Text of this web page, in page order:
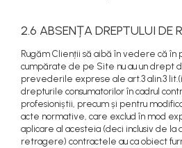
2.6 ABSENȚA DREPTULUI DE
Rugăm Clienții să aibă în vedere că în
cumpărate de pe Site nu au un drept
prevederile exprese ale art.3 alin.3
drepturile consumatorilor în cadrul
profesioniștii, precum și pentru
acte normative, care exclud în mod
aplicare al acesteia (deci inclusiv de la
retragere) contractele au ca obiect